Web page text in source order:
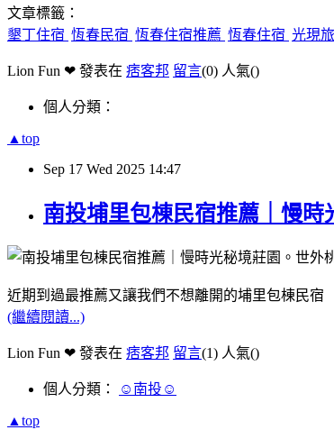
文章標籤：
墾丁住宿 恆春民宿 恆春住宿推薦 恆春住宿 光現
Lion Fun ❤ 發表在 痞客邦 留言(0) 人氣()
個人分類：
▲top
Sep 17 Wed 2025 14:47
南投埔里包棟民宿推薦｜慢
近期到過最推薦又讓我們不想離開的埔里包棟民宿
(繼續閱讀...)
Lion Fun ❤ 發表在 痞客邦 留言(1) 人氣()
個人分類： ☺南投☺
▲top